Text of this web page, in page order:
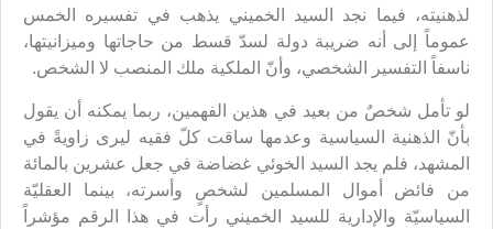
لذهنيته، فيما نجد السيد الخميني يذهب في تفسيره الخمس
عموماً إلى أنه ضريبة دولة لسدّ قسط من حاجاتها وميزانيتها،
ناسفاً التفسير الشخصي، وأنّ الملكية ملك المنصب لا الشخص.
لو تأمل شخصٌ من بعيد في هذين الفهمين، ربما يمكنه أن يقول
بأنّ الذهنية السياسية وعدمها ساقت كلّ فقيه ليرى زاويةً في
المشهد، فلم يجد السيد الخوئي غضاضة في جعل عشرين بالمائة
من فائض أموال المسلمين لشخصٍ وأسرته، بينما العقليّة
السياسيّة والإدارية للسيد الخميني رأت في هذا الرقم مؤشراً